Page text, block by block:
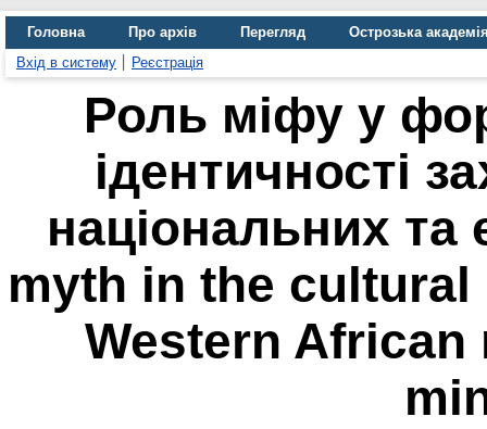
Головна Про архів Перегляд
Острозька
Вхід в систему
Реєстрація
Роль міфу у
ідентичності
національних
myth in the
Western